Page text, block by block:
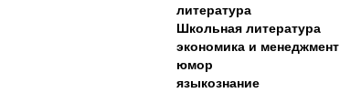
литература
Школьная литература
экономика и менеджмент
юмор
языкознание